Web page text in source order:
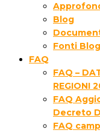
Blog
Fonti Blog
FAQ
FAQ –
REGIONI
FAQ
Decreto
FAQ